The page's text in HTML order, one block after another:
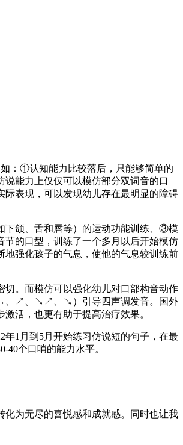
：①认知能力比较落后，只能够简单的
能力上仅仅可以模仿部分双词音的口
表现，可以发现幼儿存在最明显的障碍
下颌、舌和唇等）的运动功能训练、③模
的口型，训练了一个多月以后开始模仿
强化孩子的气息，使他的气息较训练前
。而模仿可以强化幼儿对口部构音动作
→、↗、↘↗、↘）引导四声调发音。国外
活，也更有助于提高治疗效果。
年1月到5月开始练习仿说短的句子，在最
个口哨的能力水平。
为无尽的喜悦感和成就感。同时也让我